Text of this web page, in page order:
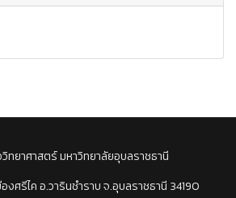
ทยาศาสตร์ มหาวิทยาลัยอุบลราชธานี
งศรีไค อ.วารินชำราบ จ.อุบลราชธานี 34190